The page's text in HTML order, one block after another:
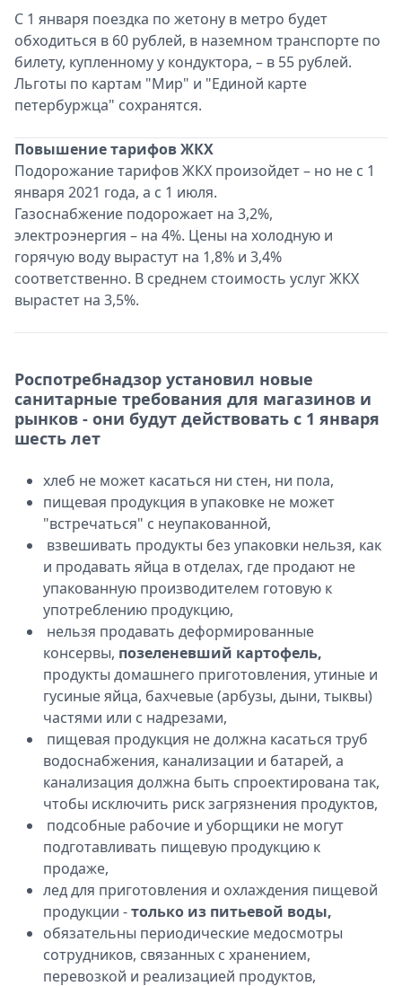
С 1 января поездка по жетону в метро будет
обходиться в 60 рублей, в наземном транспорте по
билету, купленному у кондуктора, – в 55 рублей.
Льготы по картам "Мир" и "Единой карте
петербуржца" сохранятся.
Повышение тарифов ЖКХ
Подорожание тарифов ЖКХ произойдет – но не с 1
января 2021 года, а с 1 июля.
Газоснабжение подорожает на 3,2%,
электроэнергия – на 4%. Цены на холодную и
горячую воду вырастут на 1,8% и 3,4%
соответственно. В среднем стоимость услуг ЖКХ
вырастет на 3,5%.
Роспотребнадзор установил новые
санитарные требования для магазинов и
рынков - они будут действовать с 1 января
шесть лет
хлеб не может касаться ни стен, ни пола,
пищевая продукция в упаковке не может
"встречаться" с неупакованной,
взвешивать продукты без упаковки нельзя, как
и продавать яйца в отделах, где продают не
упакованную производителем готовую к
употреблению продукцию,
нельзя продавать деформированные
консервы, позеленевший картофель,
продукты домашнего приготовления, утиные и
гусиные яйца, бахчевые (арбузы, дыни, тыквы)
частями или с надрезами,
пищевая продукция не должна касаться труб
водоснабжения, канализации и батарей, а
канализация должна быть спроектирована так,
чтобы исключить риск загрязнения продуктов,
подсобные рабочие и уборщики не могут
подготавливать пищевую продукцию к
продаже,
лед для приготовления и охлаждения пищевой
продукции -только из питьевой воды,
обязательны периодические медосмотры
сотрудников, связанных с хранением,
перевозкой и реализацией продуктов,